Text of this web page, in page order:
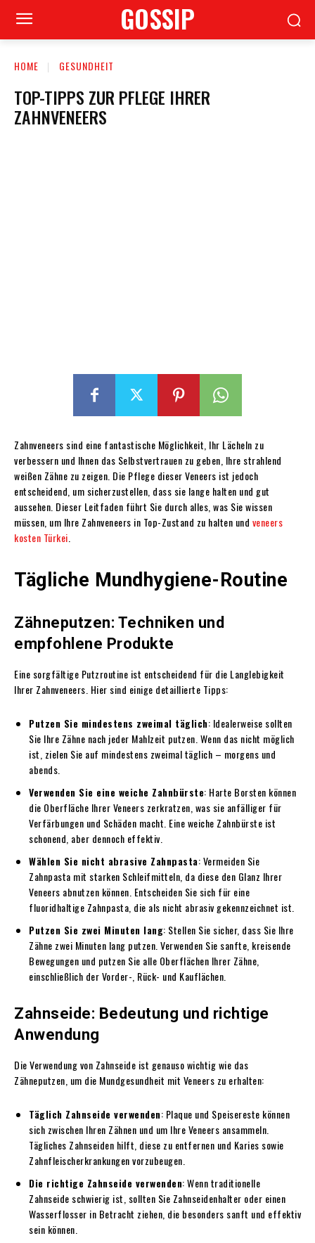
GOSSIP
HOME GESUNDHEIT
TOP-TIPPS ZUR PFLEGE IHRER
ZAHNVENEERS
Zahnveneers sind eine fantastische Möglichkeit, Ihr Lächeln zu
verbessern und Ihnen das Selbstvertrauen zu geben, Ihre strahlend
weißen Zähne zu zeigen. Die Pflege dieser Veneers ist jedoch
entscheidend, um sicherzustellen, dass sie lange halten und gut
aussehen. Dieser Leitfaden führt Sie durch alles, was Sie wissen
müssen, um Ihre Zahnveneers in Top-Zustand zu halten und veneers
kosten Türkei
Tägliche Mundhygiene-Routine
Zähneputzen: Techniken und
empfohlene Produkte
Eine sorgfältige Putzroutine ist entscheidend für die Langlebigkeit
Ihrer Zahnveneers. Hier sind einige detaillierte Tipps:
Putzen Sie mindestens zweimal täglich: Idealerweise sollten
Sie Ihre Zähne nach jeder Mahlzeit putzen. Wenn das nicht möglich
ist, zielen Sie auf mindestens zweimal täglich – morgens und
abends.
Verwenden Sie eine weiche Zahnbürste: Harte Borsten können
die Oberfläche Ihrer Veneers zerkratzen, was sie anfälliger für
Verfärbungen und Schäden macht. Eine weiche Zahnbürste ist
schonend, aber dennoch effektiv.
Wählen Sie nicht abrasive Zahnpasta: Vermeiden Sie
Zahnpasta mit starken Schleifmitteln, da diese den Glanz Ihrer
Veneers abnutzen können. Entscheiden Sie sich für eine
fluoridhaltige Zahnpasta, die als nicht abrasiv gekennzeichnet ist.
Putzen Sie zwei Minuten lang: Stellen Sie sicher, dass Sie Ihre
Zähne zwei Minuten lang putzen. Verwenden Sie sanfte, kreisende
Bewegungen und putzen Sie alle Oberflächen Ihrer Zähne,
einschließlich der Vorder-, Rück- und Kauflächen.
Zahnseide: Bedeutung und richtige
Anwendung
Die Verwendung von Zahnseide ist genauso wichtig wie das
Zähneputzen, um die Mundgesundheit mit Veneers zu erhalten:
Täglich Zahnseide verwenden: Plaque und Speisereste können
sich zwischen Ihren Zähnen und um Ihre Veneers ansammeln.
Tägliches Zahnseiden hilft, diese zu entfernen und Karies sowie
Zahnfleischerkrankungen vorzubeugen.
Die richtige Zahnseide verwenden: Wenn traditionelle
Zahnseide schwierig ist, sollten Sie Zahnseidenhalter oder einen
Wasserflosser in Betracht ziehen, die besonders sanft und effektiv
sein können.